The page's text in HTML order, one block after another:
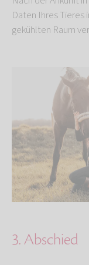
Daten Ihres Tieres
gekühlten Raum
3. Abschied